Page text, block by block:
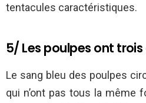
tentacules caractéristiques.
5/ Les poulpes ont
Le sang bleu des poulpes
qui n’ont pas tous la même